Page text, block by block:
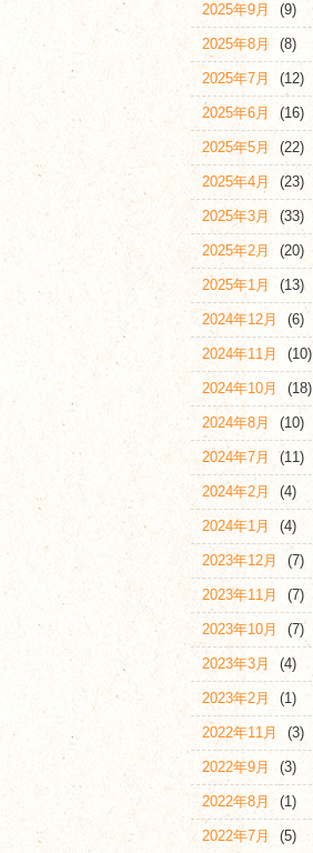
2025年9月 (9)
2025年8月 (8)
2025年7月 (12)
2025年6月 (16)
2025年5月 (22)
2025年4月 (23)
2025年3月 (33)
2025年2月 (20)
2025年1月 (13)
2024年12月 (6)
2024年11月 (10)
2024年10月 (18)
2024年8月 (10)
2024年7月 (11)
2024年2月 (4)
2024年1月 (4)
2023年12月 (7)
2023年11月 (7)
2023年10月 (7)
2023年3月 (4)
2023年2月 (1)
2022年11月 (3)
2022年9月 (3)
2022年8月 (1)
2022年7月 (5)